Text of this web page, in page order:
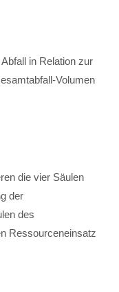
in Relation zur
Volumen
die vier Säulen
der
des
Ressourceneinsatz